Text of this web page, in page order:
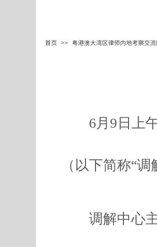
首页 >> 粤港澳大湾区律师内地考察交
6月9日上
（以下简称“
调解中心